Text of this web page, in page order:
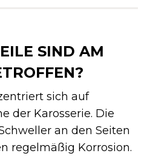
SIND AM
sich auf
der Karosserie. Die
an den Seiten
regelmäßig Korrosion.